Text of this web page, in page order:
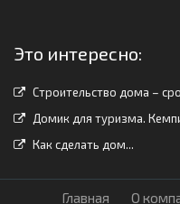
Это интересно:
Строительство дома –
Домик для туризма.
Как сделать дом...
Главная О